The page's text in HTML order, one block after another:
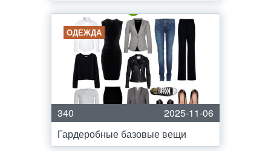
ОДЕЖДА
340
2025-11-06
Гардеробные базовые вещи